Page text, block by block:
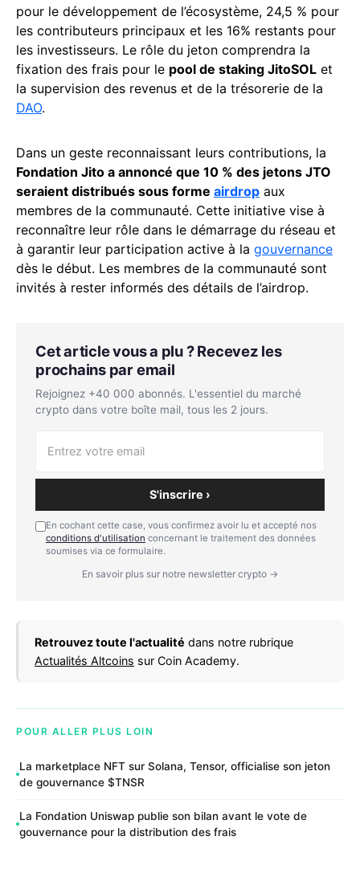
pour le développement de l’écosystème, 24,5 % pour
les contributeurs principaux et les 16% restants pour
les investisseurs. Le rôle du jeton comprendra la
fixation des frais pour le pool de staking JitoSOL et
la supervision des revenus et de la trésorerie de la
DAO.
Dans un geste reconnaissant leurs contributions, la
Fondation Jito a annoncé que 10 % des jetons JTO
seraient distribués sous forme airdrop aux
membres de la communauté. Cette initiative vise à
reconnaître leur rôle dans le démarrage du réseau et
à garantir leur participation active à la gouvernance
dès le début. Les membres de la communauté sont
invités à rester informés des détails de l’airdrop.
Cet article vous a plu ? Recevez les
prochains par email
Rejoignez +40 000 abonnés. L'essentiel du marché
crypto dans votre boîte mail, tous les 2 jours.
S'inscrire ›
En cochant cette case, vous confirmez avoir lu et accepté nos
conditions d'utilisation concernant le traitement des données
soumises via ce formulaire.
En savoir plus sur notre newsletter crypto →
Retrouvez toute l'actualité dans notre rubrique
Actualités Altcoins sur Coin Academy.
POUR ALLER PLUS LOIN
La marketplace NFT sur Solana, Tensor, officialise son jeton
de gouvernance $TNSR
La Fondation Uniswap publie son bilan avant le vote de
gouvernance pour la distribution des frais